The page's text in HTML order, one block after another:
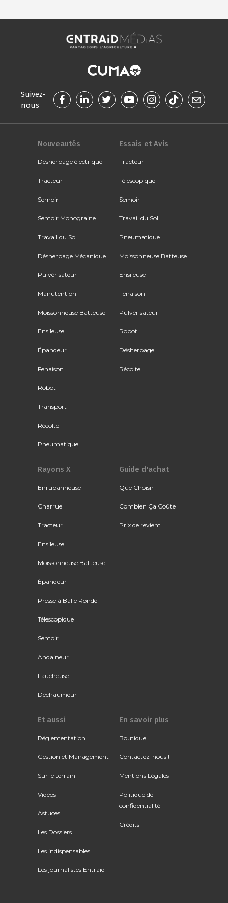
Suivez-
nous
Nouveautés
Désherbage électrique
Tracteur
Semoir
Semoir Monograine
Travail du Sol
Désherbage Mécanique
Pulvérisateur
Manutention
Moissonneuse Batteuse
Ensileuse
Épandeur
Fenaison
Robot
Transport
Récolte
Pneumatique
Essais et Avis
Tracteur
Télescopique
Semoir
Travail du Sol
Pneumatique
Moissonneuse Batteuse
Ensileuse
Fenaison
Pulvérisateur
Robot
Désherbage
Récolte
Rayons X
Enrubanneuse
Charrue
Tracteur
Ensileuse
Moissonneuse Batteuse
Épandeur
Presse à Balle Ronde
Télescopique
Semoir
Andaineur
Faucheuse
Déchaumeur
Guide d'achat
Que Choisir
Combien Ça Coûte
Prix de revient
Et aussi
Réglementation
Gestion et Management
Sur le terrain
Vidéos
Astuces
Les Dossiers
Les indispensables
Les journalistes Entraid
En savoir plus
Boutique
Contactez-nous !
Mentions Légales
Politique de
confidentialité
Crédits